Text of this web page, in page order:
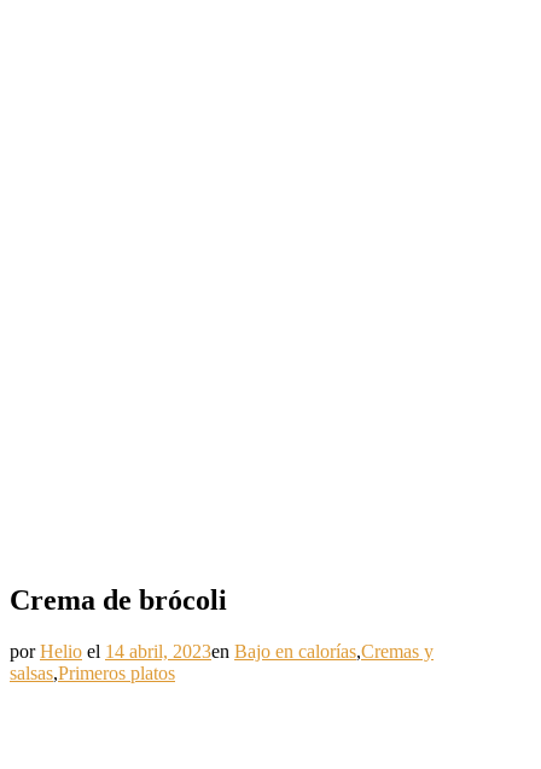
Crema de brócoli
porHelio el 14 abril, 2023en Bajo en calorías,Cremas y
salsas,Primeros platos